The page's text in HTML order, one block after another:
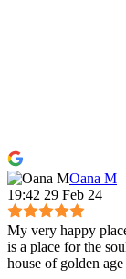
Oana M
19:42 29 Feb 24
My very happy
is a place for the
house of golden